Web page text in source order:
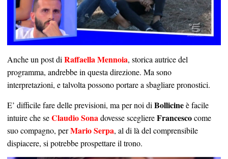
Anche un post di Raffaella Mennoia, storica autrice del
programma, andrebbe in questa direzione. Ma sono
interpretazioni, e talvolta possono portare a sbagliare pronostici.
E’ difficile fare delle previsioni, ma per noi di Bollicineè facile
intuire che seClaudio Sonadovesse scegliereFrancescocome
suo compagno, perMario Serpa, al di là del comprensibile
dispiacere, si potrebbe prospettare il trono.